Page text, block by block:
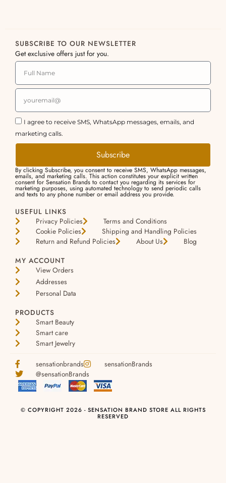
SUBSCRIBE TO OUR NEWSLETTER
Get exclusive offers just for you.
I agree to receive SMS, WhatsApp messages, emails, and
marketing calls.
Subscribe
By clicking Subscribe, you consent to receive SMS, WhatsApp messages,
emails, and marketing calls. This action constitutes your explicit written
consent for Sensation Brands to contact you regarding its services for
marketing purposes, using automated technology to send periodic calls
and texts to any phone number or email address you provide.
USEFUL LINKS
Privacy Policies
Terms and Conditions
Cookie Policies
Shipping and Handling Policies
Return and Refund Policies
About Us
Blog
MY ACCOUNT
View Orders
Addresses
Personal Data
PRODUCTS
Smart Beauty
Smart care
Smart Jewelry
sensationbrands
sensationBrands
@sensationBrands
© COPYRIGHT 2026 - SENSATION BRAND STORE ALL RIGHTS
RESERVED